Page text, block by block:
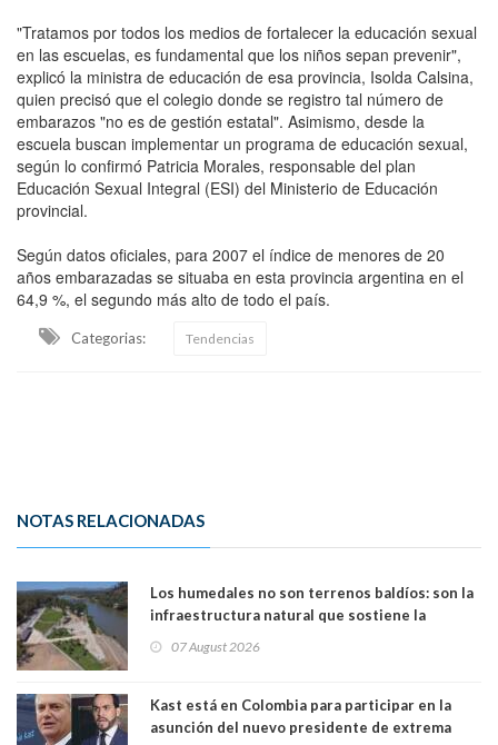
"Tratamos por todos los medios de fortalecer la educación sexual
en las escuelas, es fundamental que los niños sepan prevenir",
explicó la ministra de educación de esa provincia, Isolda Calsina,
quien precisó que el colegio donde se registro tal número de
embarazos "no es de gestión estatal". Asimismo, desde la
escuela buscan implementar un programa de educación sexual,
según lo confirmó Patricia Morales, responsable del plan
Educación Sexual Integral (ESI) del Ministerio de Educación
provincial.
Según datos oficiales, para 2007 el índice de menores de 20
años embarazadas se situaba en esta provincia argentina en el
64,9 %, el segundo más alto de todo el país.
Categorias: Tendencias
NOTAS RELACIONADAS
Los humedales no son terrenos baldíos: son la
infraestructura natural que sostiene la
07 August 2026
Kast está en Colombia para participar en la
asunción del nuevo presidente de extrema